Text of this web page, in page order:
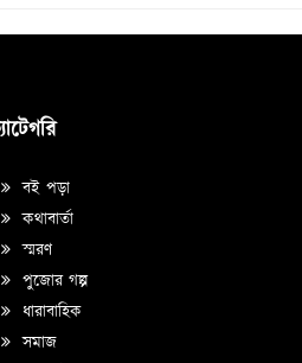
বই পড়া
কথাবার্তা
স্মরণ
পুজোর গল্প
ধারাবাহিক
সমাজ